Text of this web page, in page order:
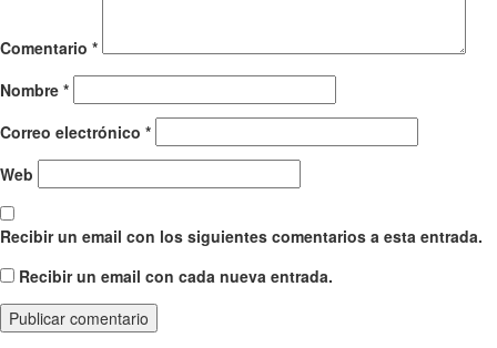
Comentario *
Nombre *
Correo electrónico *
Web
Recibir un email con los siguientes comentarios a esta entrada.
Recibir un email con cada nueva entrada.